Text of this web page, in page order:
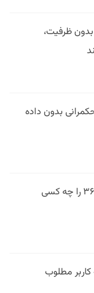
ظرفیت،
بدون داده
فیلتر در وقت اضافه؛ فوتبال ۳۶۰ را چه کسی
مطلوب